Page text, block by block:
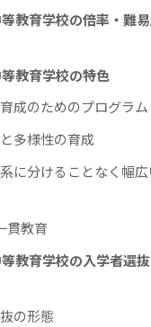
教育学校の倍率・難
教育学校の特色
成のためのプログラム
多様性の育成
に分けることなく幅
貫教育
教育学校の入学者選
の形態